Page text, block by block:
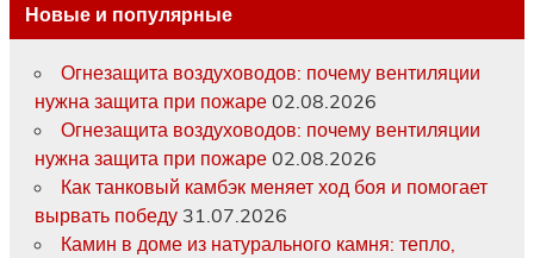
Новые и популярные
Огнезащита воздуховодов: почему вентиляции
нужна защита при пожаре 02.08.2026
Огнезащита воздуховодов: почему вентиляции
нужна защита при пожаре 02.08.2026
Как танковый камбэк меняет ход боя и помогает
вырвать победу 31.07.2026
Камин в доме из натурального камня: тепло,